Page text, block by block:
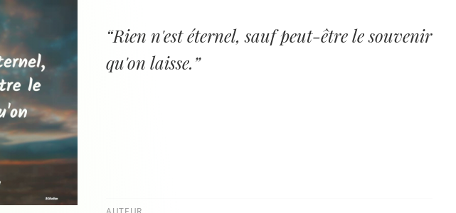
“Rien n'est éternel, sauf peut-être le souvenir
qu'on laisse.”